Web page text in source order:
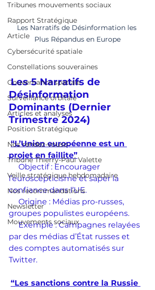
Tribunes mouvements sociaux
Rapport Stratégique
Article
Cybersécurité spatiale
Constellations souveraines
Gouvernance spatiale
Surveillance orbitale
Articles et analyses
Position Stratégique
Nos rendez-vouso
Tribune Thierry-Paul Valette
Veille stratégique hebdomadaire
Nos recommandations
Newsletter
Mouvements sociaux
Les Narratifs de Désinformation les
Plus Répandus en Europe
Les 5 Narratifs de
Désinformation
Dominants (Dernier
Trimestre 2024)
“L’Union européenne est un
projet en faillite”
l’euroscepticisme et saper la
confiance dans l’UE.
groupes populistes européens.
     Exemple : Campagnes relayées
par des médias d’État russes et
des comptes automatisés sur
Twitter.
“Les sanctions contre la Russie